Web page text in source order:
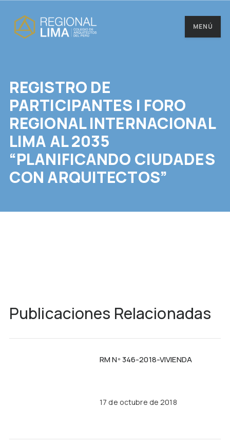
MENÚ
REGISTRO DE
PARTICIPANTES I FORO
REGIONAL INTERNACIONAL
LIMA AL 2035
“PLANIFICANDO CIUDADES
CON ARQUITECTOS”
Publicaciones Relacionadas
RM Nº 346-2018-VIVIENDA
17 de octubre de 2018